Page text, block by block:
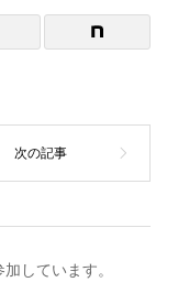
しています。